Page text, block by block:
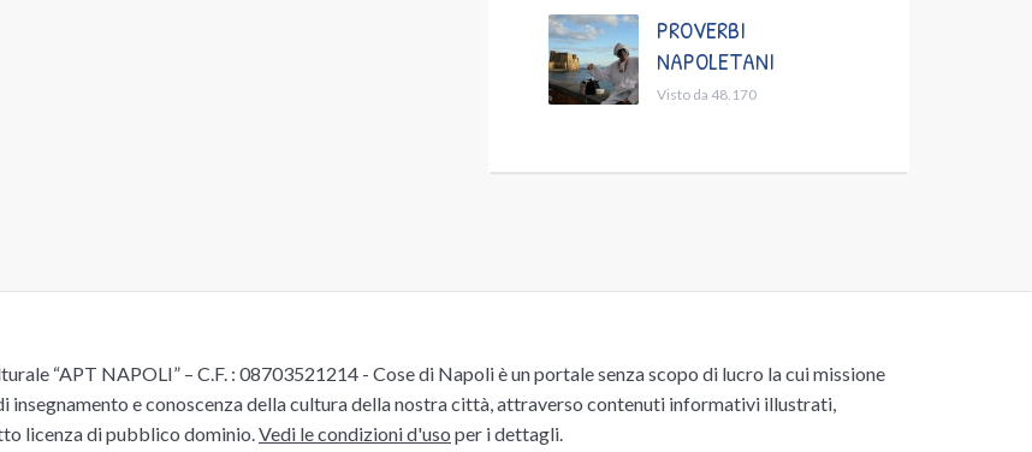
PROVERBI
NAPOLETANI
Visto da 48.170
“APT NAPOLI” – C.F. : 08703521214 - Cose di Napoli è un portale senza scopo di lucro la cui missione
e conoscenza della cultura della nostra città, attraverso contenuti informativi illustrati,
licenza di pubblico dominio.Vedi le condizioni d'uso per i dettagli.